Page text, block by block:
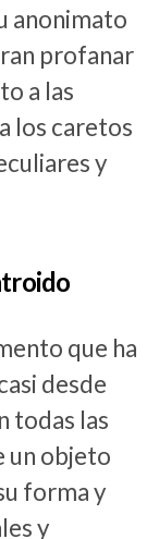
anonimato
profanar
a las
los caretos
y
que ha
desde
todas las
un objeto
forma y
y